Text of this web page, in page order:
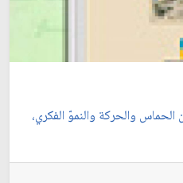
والحركة والنموّ الفكري،